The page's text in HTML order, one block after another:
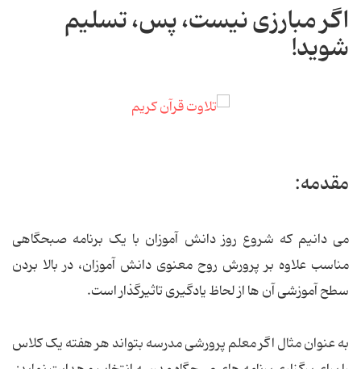
اگر مبارزی نیست، پس، تسلیم
شوید!
مقدمه:
می دانیم که شروع روز دانش آموزان با یک برنامه صبحگاهی
مناسب علاوه بر پرورش روح معنوی دانش آموزان، در بالا بردن
سطح آموزشی آن ها از لحاظ یادگیری تاثیرگذار است.
به عنوان مثال اگر معلم پرورشی مدرسه بتواند هر هفته یک کلاس